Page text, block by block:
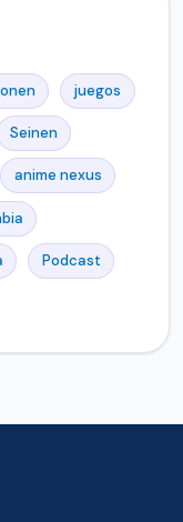
juegos
Seinen
anime nexus
Podcast